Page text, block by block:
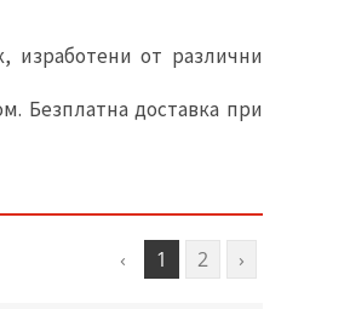
изработени от различни
Безплатна доставка при
‹ 1 2 ›